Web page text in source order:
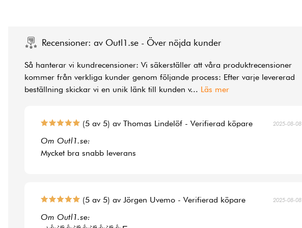
Recensioner: av Outl1.se - Över nöjda kunder
Så hanterar vi kundrecensioner: Vi säkerställer att våra produktrecensioner
kommer från verkliga kunder genom följande process: Efter varje levererad
beställning skickar vi en unik länk till kunden v... Läs mer
(5 av 5) av Thomas Lindelöf - Verifierad köpare 2025-08-08
Om Outl1.se:
Mycket bra snabb leverans
(5 av 5) av Jörgen Uvemo - Verifierad köpare 2025-08-08
Om Outl1.se: